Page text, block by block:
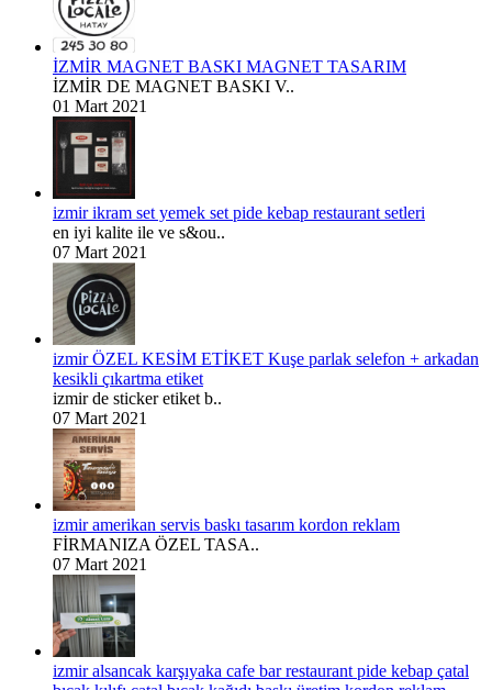
İZMİR MAGNET BASKI MAGNET TASARIM
İZMİR DE MAGNET BASKI V..
01 Mart 2021
izmir ikram set yemek set pide kebap restaurant setleri
en iyi kalite ile ve s&ou..
07 Mart 2021
izmir ÖZEL KESİM ETİKET Kuşe parlak selefon + arkadan
kesikli çıkartma etiket
izmir de sticker etiket b..
07 Mart 2021
izmir amerikan servis baskı tasarım kordon reklam
FİRMANIZA ÖZEL TASA..
07 Mart 2021
izmir alsancak karşıyaka cafe bar restaurant pide kebap çatal